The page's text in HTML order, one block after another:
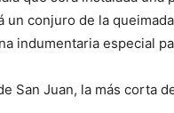
un conjuro de la
indumentaria especial
San Juan, la más corta